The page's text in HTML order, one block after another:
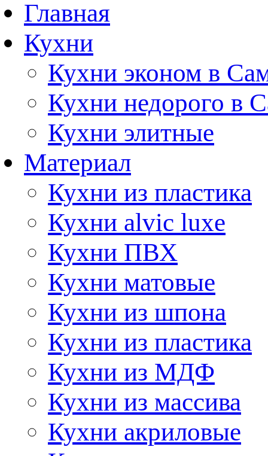
Главная
Кухни
Кухни эконом в
Кухни недорого в
Кухни элитные
Материал
Кухни из пластика
Кухни alvic luxe
Кухни ПВХ
Кухни матовые
Кухни из шпона
Кухни из пластика
Кухни из МДФ
Кухни из массива
Кухни акриловые